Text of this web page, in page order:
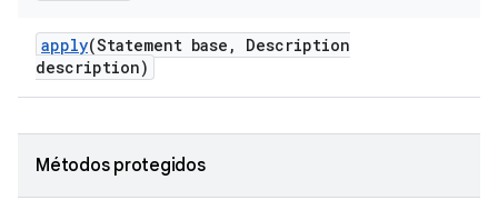
apply(Statement base ,
Description
description)
Métodos protegidos